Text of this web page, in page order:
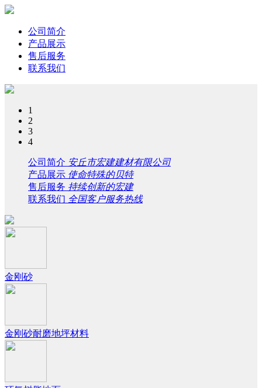
公司简介
产品展示
售后服务
联系我们
1
2
3
4
公司简介 安丘市宏建建材有限公司
产品展示 使命特殊的贝特
售后服务 持续创新的宏建
联系我们 全国客户服务热线
金刚砂
金刚砂耐磨地坪材料